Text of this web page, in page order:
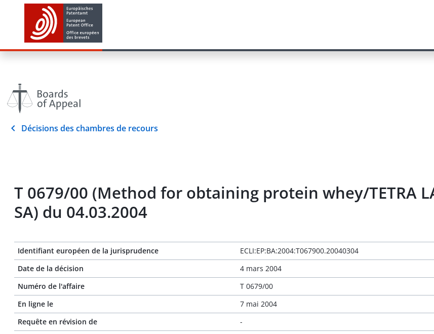
Décisions des chambres de recours
T 0679/00 (Method for obtaining protein whey/TETRA
SA) du 04.03.2004
Identifiant européen de la jurisprudence
ECLI:EP:BA:2004:T067900.20040304
Date de la décision
4 mars 2004
Numéro de l'affaire
T 0679/00
En ligne le
7 mai 2004
Requête en révision de
-